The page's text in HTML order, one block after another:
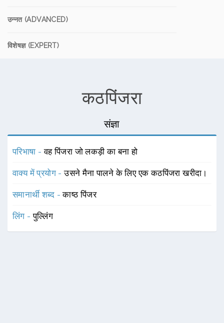
उन्नत (ADVANCED)
विशेषज्ञ (EXPERT)
कठपिंजरा
संज्ञा
परिभाषा -वह पिंजरा जो लकड़ी का बना हो
वाक्य में प्रयोग -उसने मैना पालने के लिए एक कठपिंजरा खरीदा।
समानार्थी शब्द -काष्ठ पिंजर
लिंग -पुल्लिंग